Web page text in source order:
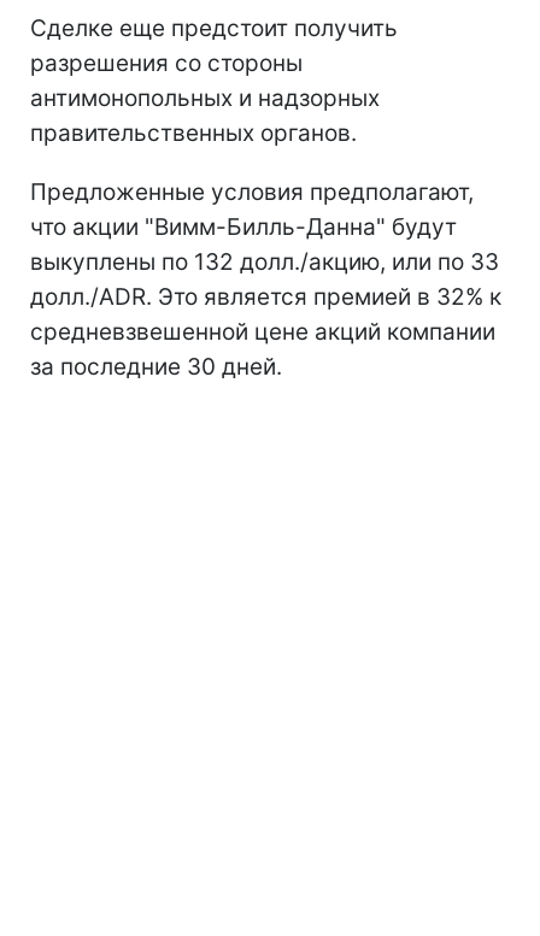
Сделке еще предстоит получить
разрешения со стороны
антимонопольных и надзорных
правительственных органов.
Предложенные условия предполагают,
что акции "Вимм-Билль-Данна" будут
выкуплены по 132 долл./акцию, или по 33
долл./ADR. Это является премией в 32% к
средневзвешенной цене акций компании
за последние 30 дней.